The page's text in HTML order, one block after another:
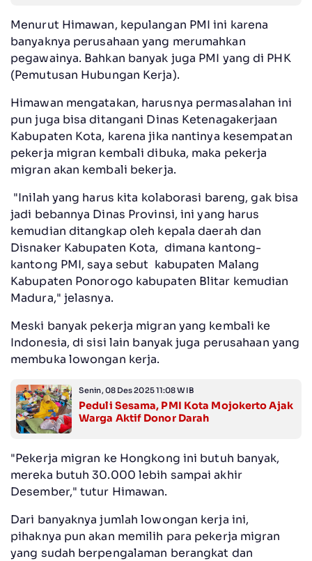
Menurut Himawan, kepulangan PMI ini karena
banyaknya perusahaan yang merumahkan
pegawainya. Bahkan banyak juga PMI yang di PHK
(Pemutusan Hubungan Kerja).
Himawan mengatakan, harusnya permasalahan ini
pun juga bisa ditangani Dinas Ketenagakerjaan
Kabupaten Kota, karena jika nantinya kesempatan
pekerja migran kembali dibuka, maka pekerja
migran akan kembali bekerja.
"Inilah yang harus kita kolaborasi bareng, gak bisa
jadi bebannya Dinas Provinsi, ini yang harus
kemudian ditangkap oleh kepala daerah dan
Disnaker Kabupaten Kota, dimana kantong-
kantong PMI, saya sebut kabupaten Malang
Kabupaten Ponorogo kabupaten Blitar kemudian
Madura," jelasnya.
Meski banyak pekerja migran yang kembali ke
Indonesia, di sisi lain banyak juga perusahaan yang
membuka lowongan kerja.
Senin, 08 Des 2025 11:08 WIB
Peduli Sesama, PMI Kota Mojokerto Ajak
Warga Aktif Donor Darah
"Pekerja migran ke Hongkong ini butuh banyak,
mereka butuh 30.000 lebih sampai akhir
Desember," tutur Himawan.
Dari banyaknya jumlah lowongan kerja ini,
pihaknya pun akan memilih para pekerja migran
yang sudah berpengalaman berangkat dan